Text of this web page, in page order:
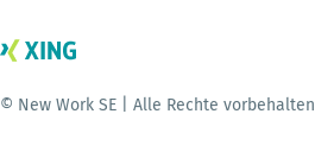
© New Work SE | Alle Rechte vorbehalten